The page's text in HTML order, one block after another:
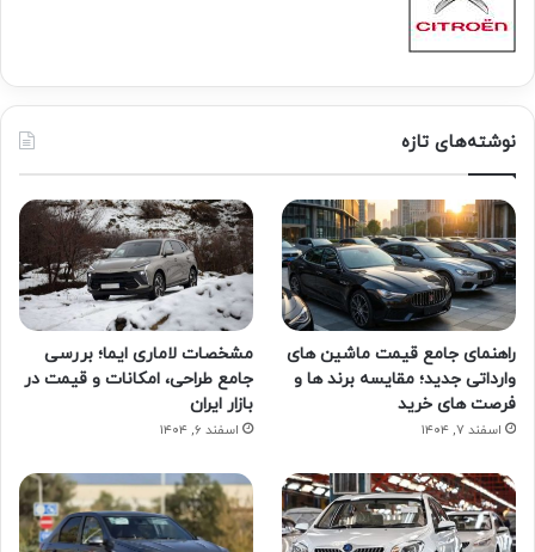
نوشته‌های تازه
راهنمای جامع قیمت ماشین های
وارداتی جدید؛ مقایسه برند ها و
فرصت های خرید
اسفند ۷, ۱۴۰۴
مشخصات لاماری ایما؛ بررسی
جامع طراحی، امکانات و قیمت در
بازار ایران
اسفند ۶, ۱۴۰۴